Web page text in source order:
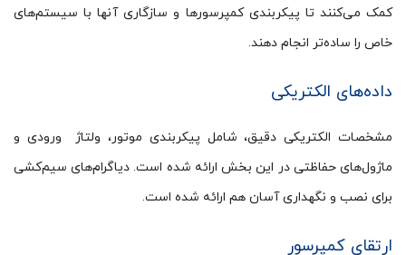
کمک می‌کنند تا پیکربندی کمپرسورها و سازگاری آنها با سیستم‌های
خاص را ساده‌تر انجام دهند.
داده‌های الکتریکی
مشخصات الکتریکی دقیق، شامل پیکربندی موتور، ولتاژ ورودی و
ماژول‌های حفاظتی در این بخش ارائه شده است. دیاگرام‌های سیم‌کشی
برای نصب و نگهداری آسان هم ارائه شده است.
ارتقای کمپرسور